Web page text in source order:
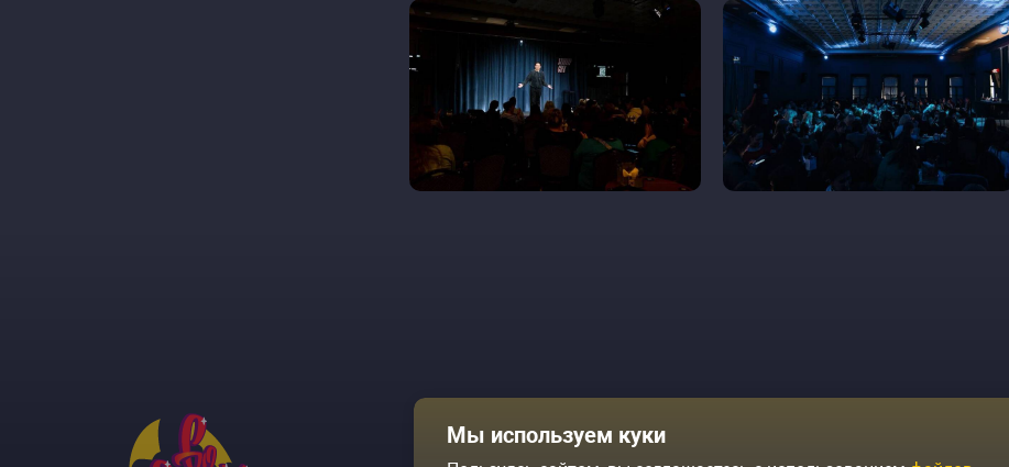
Мы используем куки